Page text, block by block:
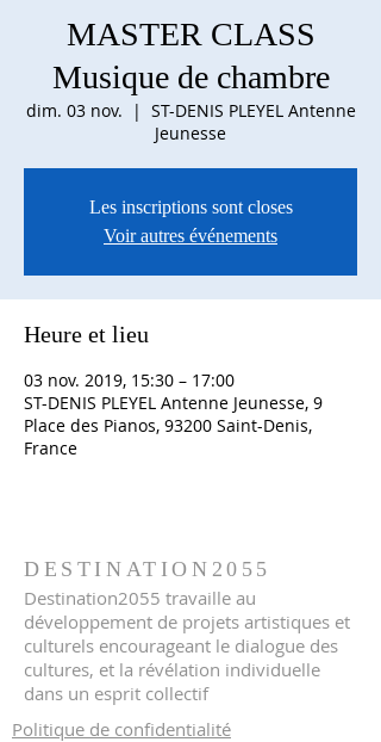
MASTER CLASS
Musique de chambre
dim. 03 nov.
  |
ST-DENIS PLEYEL Antenne
Jeunesse
Les inscriptions sont closes
Voir autres événements
Heure et lieu
03 nov. 2019, 15:30 – 17:00
ST-DENIS PLEYEL Antenne Jeunesse, 9
Place des Pianos, 93200 Saint-Denis,
France
DESTINATION2055
Destination2055 travaille au
développement de projets artistiques et
culturels encourageant le dialogue des
cultures, et la révélation individuelle
dans un esprit collectif
Politique de confidentialité